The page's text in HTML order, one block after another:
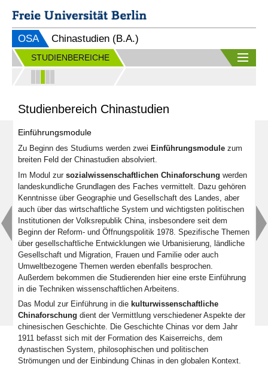
OSA Chinastudien (B.A.)
STUDIENBEREICHE
Studienbereich Chinastudien
Einführungsmodule
Zu Beginn des Studiums werden zwei Einführungsmodule zum
breiten Feld der Chinastudien absolviert.
Im Modul zur sozialwissenschaftlichen Chinaforschung werden
landeskundliche Grundlagen des Faches vermittelt. Dazu gehören
Kenntnisse über Geographie und Gesellschaft des Landes, aber
auch über das wirtschaftliche System und wichtigsten politischen
Institutionen der Volksrepublik China, insbesondere seit dem
Beginn der Reform- und Öffnungspolitik 1978. Spezifische Themen
über gesellschaftliche Entwicklungen wie Urbanisierung, ländliche
Gesellschaft und Migration, Frauen und Familie oder auch
Umweltbezogene Themen werden ebenfalls besprochen.
Außerdem bekommen die Studierenden hier eine erste Einführung
in die Techniken wissenschaftlichen Arbeitens.
Das Modul zur Einführung in die kulturwissenschaftliche
Chinaforschung dient der Vermittlung verschiedener Aspekte der
chinesischen Geschichte. Die Geschichte Chinas vor dem Jahr
1911 befasst sich mit der Formation des Kaiserreichs, dem
dynastischen System, philosophischen und politischen
Strömungen und der Einbindung Chinas in den globalen Kontext.